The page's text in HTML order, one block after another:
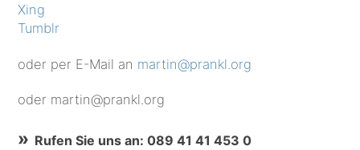
Xing
Tumblr
oder per E-Mail an martin@prankl.org
oder martin@prankl.org
Rufen Sie uns an: 089 41 41 453 0